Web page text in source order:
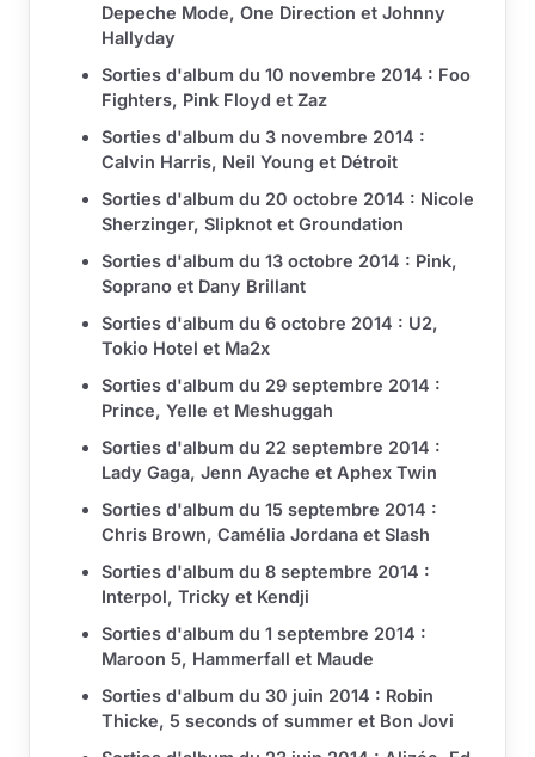
Depeche Mode, One Direction et Johnny
Hallyday
Sorties d'album du 10 novembre 2014 : Foo
Fighters, Pink Floyd et Zaz
Sorties d'album du 3 novembre 2014 :
Calvin Harris, Neil Young et Détroit
Sorties d'album du 20 octobre 2014 : Nicole
Sherzinger, Slipknot et Groundation
Sorties d'album du 13 octobre 2014 : Pink,
Soprano et Dany Brillant
Sorties d'album du 6 octobre 2014 : U2,
Tokio Hotel et Ma2x
Sorties d'album du 29 septembre 2014 :
Prince, Yelle et Meshuggah
Sorties d'album du 22 septembre 2014 :
Lady Gaga, Jenn Ayache et Aphex Twin
Sorties d'album du 15 septembre 2014 :
Chris Brown, Camélia Jordana et Slash
Sorties d'album du 8 septembre 2014 :
Interpol, Tricky et Kendji
Sorties d'album du 1 septembre 2014 :
Maroon 5, Hammerfall et Maude
Sorties d'album du 30 juin 2014 : Robin
Thicke, 5 seconds of summer et Bon Jovi